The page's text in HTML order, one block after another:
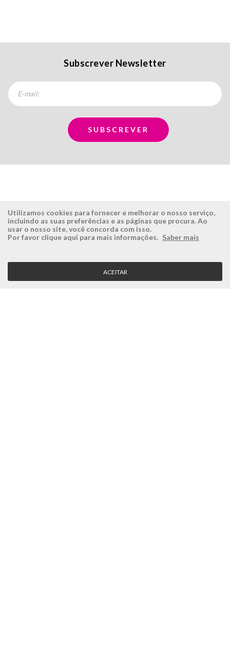
Subscrever Newsletter
ÉSISTEMAS
Empresa
Visão, Missão e Valores
ÁREA RESERVADA
Login
Recuperar Password
Utilizamos cookies para fornecer e melhorar o nosso serviço,
incluindo as suas preferências e as páginas que procura. Ao
usar o nosso site, você concorda com isso.
Por favor clique aqui para mais informações. Saber mais
ACEITAR